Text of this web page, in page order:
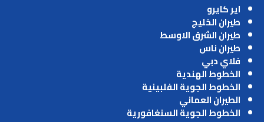
اير كايرو
طيران الخليج
طيران الشرق الاوسط
طيران ناس
فلاي دبي
الخطوط الهندية
الخطوط الجوية الفلبينية
الطيران العماني
الخطوط الجوية السنغافورية